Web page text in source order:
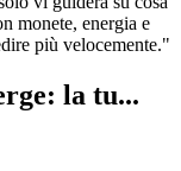
monete, energia e
più velocemente."
la tu...